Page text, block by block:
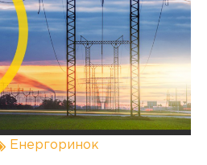
Енергоринок